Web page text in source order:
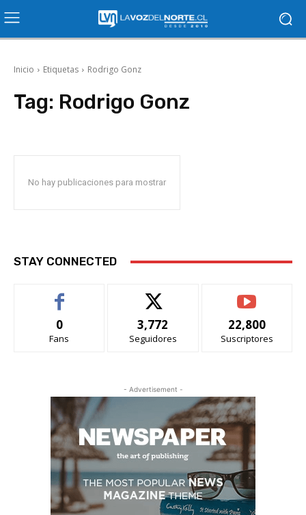
Inicio Etiquetas Rodrigo Gonz
Tag: Rodrigo Gonz
No hay publicaciones para mostrar
STAY CONNECTED
0
Fans
3,772
Seguidores
22,800
Suscriptores
- Advertisement -